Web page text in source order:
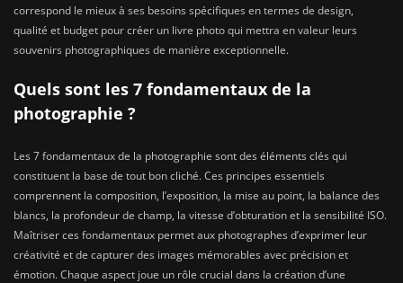
correspond le mieux à ses besoins spécifiques en termes de design,
qualité et budget pour créer un livre photo qui mettra en valeur leurs
souvenirs photographiques de manière exceptionnelle.
Quels sont les 7 fondamentaux de la
photographie ?
Les 7 fondamentaux de la photographie sont des éléments clés qui
constituent la base de tout bon cliché. Ces principes essentiels
comprennent la composition, l’exposition, la mise au point, la balance des
blancs, la profondeur de champ, la vitesse d’obturation et la sensibilité ISO.
Maîtriser ces fondamentaux permet aux photographes d’exprimer leur
créativité et de capturer des images mémorables avec précision et
émotion. Chaque aspect joue un rôle crucial dans la création d’une